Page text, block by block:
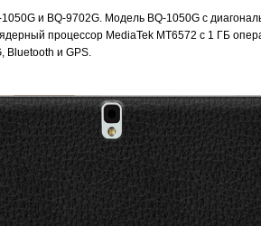
и BQ-9702G. Модель BQ-1050G с
процессор MediaTek MT6572 с 1 ГБ
Bluetooth и GPS.